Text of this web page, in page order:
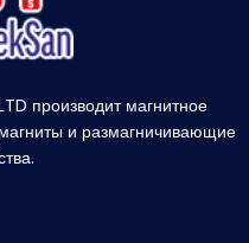
производит магнитное
и размагничивающие